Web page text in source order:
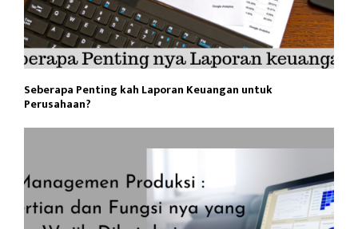
Seberapa Penting kah Laporan Keuangan untuk
Perusahaan?